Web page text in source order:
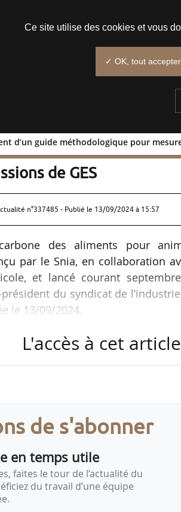
d’un guide méthodologique pour
d’un guide
de GES
n°337485 - Publié le 13/09/2024 à 15:57
des aliments pour
par le Snia, en collaboration
et lancé courant
du syndicat de
le 13/09/2024.
compte les phases de
disponible à partir de la
se base sur les normes
L'accès à cet
de s'abonner
en temps utile
faites le tour de l’actualité du
du travail d’une équipe
Ce site utilise des cookies et vous
✓ OK, tout accepter